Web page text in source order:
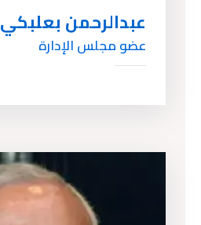
عبدالرحمن بعلبكي
عضو مجلس الإدارة